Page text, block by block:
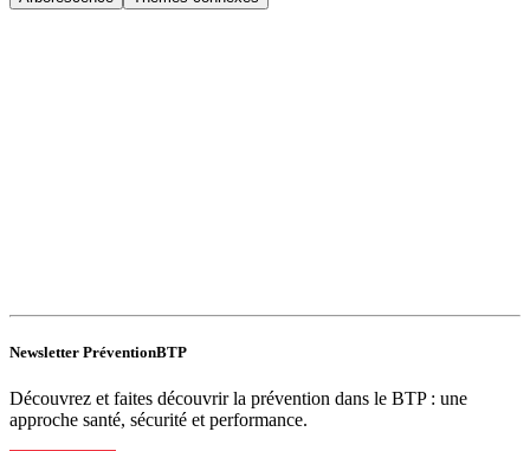
Newsletter PréventionBTP
Découvrez et faites découvrir la prévention dans le BTP : une
approche santé, sécurité et performance.